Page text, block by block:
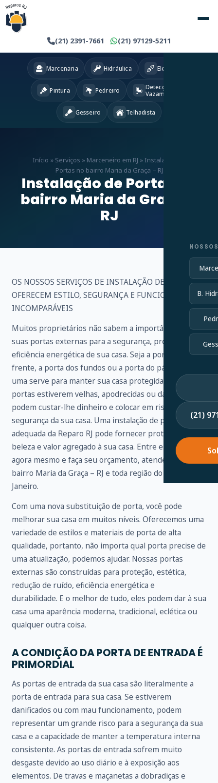
(21) 2391-7661 (21) 97129-5211
B.
(21)
Marcenaria Hidráulica Eletricista
Pintura Pedreiro
Detecção
Vazamentos
Gesseiro Telhadista
Início » Serviços » Marceneiro em RJ » Instalação de
Portas no bairro Maria da Graça – RJ
Instalação de Portas no
bairro Maria da Graça –
RJ
OS NOSSOS SERVIÇOS DE INSTALAÇÃO DE PORTAS
OFERECEM ESTILO, SEGURANÇA E FUNCIONALIDADE
INCOMPARÁVEIS
Muitos proprietários não sabem a importância de
suas portas externas para a segurança, proteção e
eficiência energética de sua casa. Seja a porta da
frente, a porta dos fundos ou a porta do pátio, cada
uma serve para manter sua casa protegida. Se as suas
portas estiverem velhas, apodrecidas ou danificadas,
podem custar-lhe dinheiro e colocar em risco a
segurança da sua casa. Uma instalação de porta
adequada da Reparo RJ pode fornecer proteção,
beleza e valor agregado à sua casa. Entre em contato
agora mesmo e faça seu orçamento, atendemos no
bairro Maria da Graça – RJ e toda região do Rio de
Janeiro.
Com uma nova substituição de porta, você pode
melhorar sua casa em muitos níveis. Oferecemos uma
variedade de estilos e materiais de porta de alta
qualidade, portanto, não importa qual porta precise de
uma atualização, podemos ajudar. Nossas portas
externas são construídas para proteção, estética,
redução de ruído, eficiência energética e
durabilidade. E o melhor de tudo, eles podem dar à sua
casa uma aparência moderna, tradicional, eclética ou
qualquer outra coisa.
A CONDIÇÃO DA PORTA DE ENTRADA É
PRIMORDIAL
As portas de entrada da sua casa são literalmente a
porta de entrada para sua casa. Se estiverem
danificados ou com mau funcionamento, podem
representar um grande risco para a segurança da sua
casa e a capacidade de manter a temperatura interna
consistente. As portas de entrada sofrem muito
desgaste devido ao uso diário e à exposição aos
elementos. De travas e maçanetas a dobradiças e